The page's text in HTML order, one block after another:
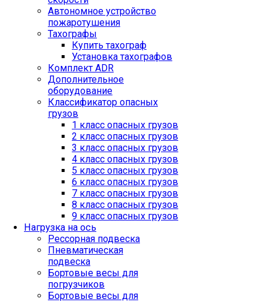
Автономное устройство
пожаротушения
Тахографы
Купить тахограф
Установка тахографов
Комплект ADR
Дополнительное
оборудование
Классификатор опасных
грузов
1 класс опасных грузов
2 класс опасных грузов
3 класс опасных грузов
4 класс опасных грузов
5 класс опасных грузов
6 класс опасных грузов
7 класс опасных грузов
8 класс опасных грузов
9 класс опасных грузов
Нагрузка на ось
Рессорная подвеска
Пневматическая
подвеска
Бортовые весы для
погрузчиков
Бортовые весы для